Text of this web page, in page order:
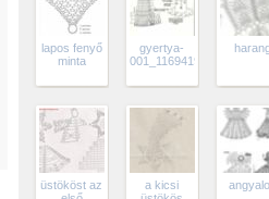
lapos fenyő
minta
gyertya-
001_1169419_5444
üstököst az
a kicsi